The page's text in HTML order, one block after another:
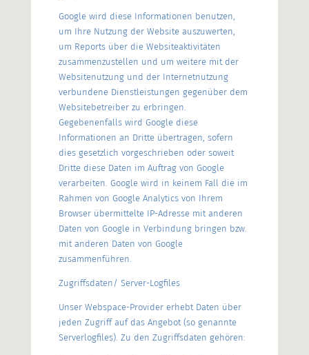
Google wird diese Informationen benutzen,
um Ihre Nutzung der Website auszuwerten,
um Reports über die Websiteaktivitäten
zusammenzustellen und um weitere mit der
Websitenutzung und der Internetnutzung
verbundene Dienstleistungen gegenüber dem
Websitebetreiber zu erbringen.
Gegebenenfalls wird Google diese
Informationen an Dritte übertragen, sofern
dies gesetzlich vorgeschrieben oder soweit
Dritte diese Daten im Auftrag von Google
verarbeiten. Google wird in keinem Fall die im
Rahmen von Google Analytics von Ihrem
Browser übermittelte IP-Adresse mit anderen
Daten von Google in Verbindung bringen bzw.
mit anderen Daten von Google
zusammenführen.
Zugriffsdaten/ Server-Logfiles
Unser Webspace-Provider erhebt Daten über
jeden Zugriff auf das Angebot (so genannte
Serverlogfiles). Zu den Zugriffsdaten gehören: